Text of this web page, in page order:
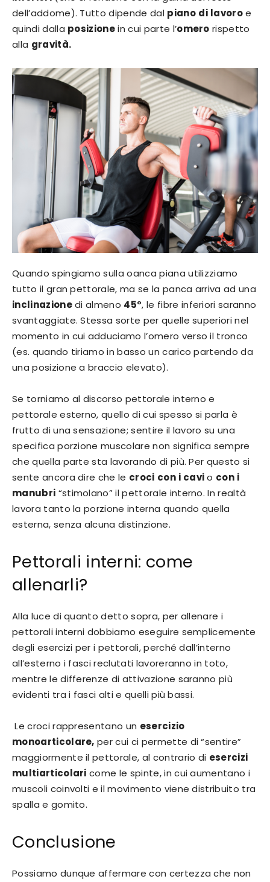
dell’addome). Tutto dipende dal piano di lavoroe
quindi dalla posizionein cui parte l’omero rispetto
alla gravità.
Quando spingiamo sulla oanca piana utilizziamo
tutto il gran pettorale, ma se la panca arriva ad una
inclinazionedi almeno 45°, le fibre inferiori saranno
svantaggiate. Stessa sorte per quelle superiori nel
momento in cui adduciamo l’omero verso il tronco
(es. quando tiriamo in basso un carico partendo da
una posizione a braccio elevato).
Se torniamo al discorso pettorale interno e
pettorale esterno, quello di cui spesso si parla è
frutto di una sensazione; sentire il lavoro su una
specifica porzione muscolare non significa sempre
che quella parte sta lavorando di più. Per questo si
sente ancora dire che le croci con i cavio con i
manubri “stimolano” il pettorale interno. In realtà
lavora tanto la porzione interna quando quella
esterna, senza alcuna distinzione.
Pettorali interni: come
allenarli?
Alla luce di quanto detto sopra, per allenare i
pettorali interni dobbiamo eseguire semplicemente
degli esercizi per i pettorali, perché dall’interno
all’esterno i fasci reclutati lavoreranno in toto,
mentre le differenze di attivazione saranno più
evidenti tra i fasci alti e quelli più bassi.
Le croci rappresentano un esercizio
monoarticolare, per cui ci permette di “sentire”
maggiormente il pettorale, al contrario di esercizi
multiarticolari come le spinte, in cui aumentano i
muscoli coinvolti e il movimento viene distribuito tra
spalla e gomito.
Conclusione
Possiamo dunque affermare con certezza che non